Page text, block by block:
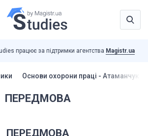
працює за підтримки агентства Magistr.ua
Основи охорони праці - Атаманчук
ПЕРЕДМОВА
ПЕРЕДМОВА